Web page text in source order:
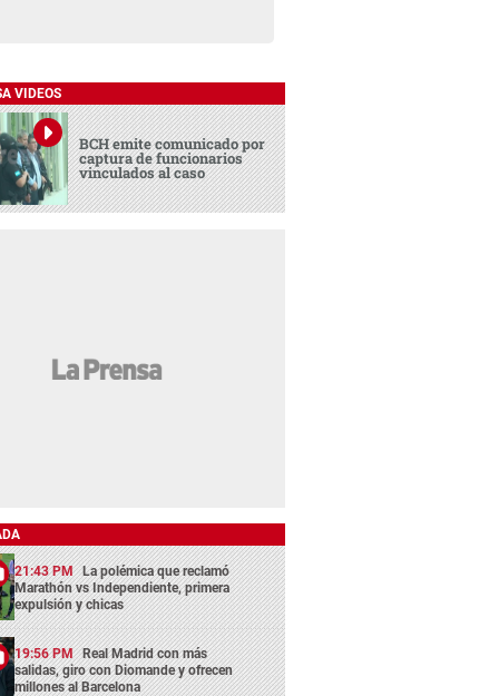
VIDEOS
BCH emite comunicado por
captura de funcionarios
vinculados al caso
21:43 PM La polémica que reclamó
Marathón vs Independiente, primera
expulsión y chicas
19:56 PM Real Madrid con más
salidas, giro con Diomande y ofrecen
millones al Barcelona